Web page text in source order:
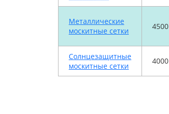
Металлические
москитные сетки
4500
Солнцезащитные
москитные сетки
4000